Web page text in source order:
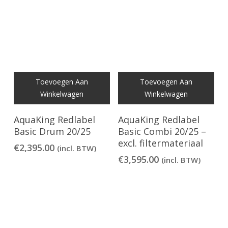
Toevoegen Aan
Winkelwagen
AquaKing Redlabel
Basic Drum 20/25
€2,395.00 (incl. BTW)
Toevoegen Aan
Winkelwagen
AquaKing Redlabel
Basic Combi 20/25 –
excl. filtermateriaal
€3,595.00 (incl. BTW)